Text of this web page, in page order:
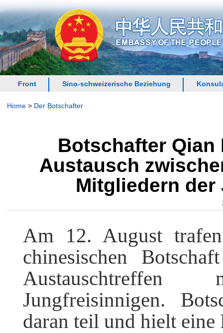
Front Sino-schweizerische Beziehung
Home > Der Botschafter
Botschafter Qian
Austausch
Mitgliedern
Am 12. August
chinesischen
Jungfreisinnigen.
daran teil und hielt eine